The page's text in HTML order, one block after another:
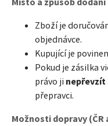
Zboží je
objednávce.
Kupující je
Pokud je zásilka
právo ji nepřevzít
přepravci.
Možnosti dopravy (ČR